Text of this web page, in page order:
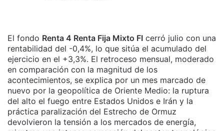
El fondo Renta 4 Renta Fija Mixto FI cerró julio con una
rentabilidad del -0,4%, lo que sitúa el acumulado del
ejercicio en el +3,3%. El retroceso mensual, moderado
en comparación con la magnitud de los
acontecimientos, se explica por un mes marcado de
nuevo por la geopolítica de Oriente Medio: la ruptura
del alto el fuego entre Estados Unidos e Irán y la
práctica paralización del Estrecho de Ormuz
devolvieron la tensión a los mercados de energía,